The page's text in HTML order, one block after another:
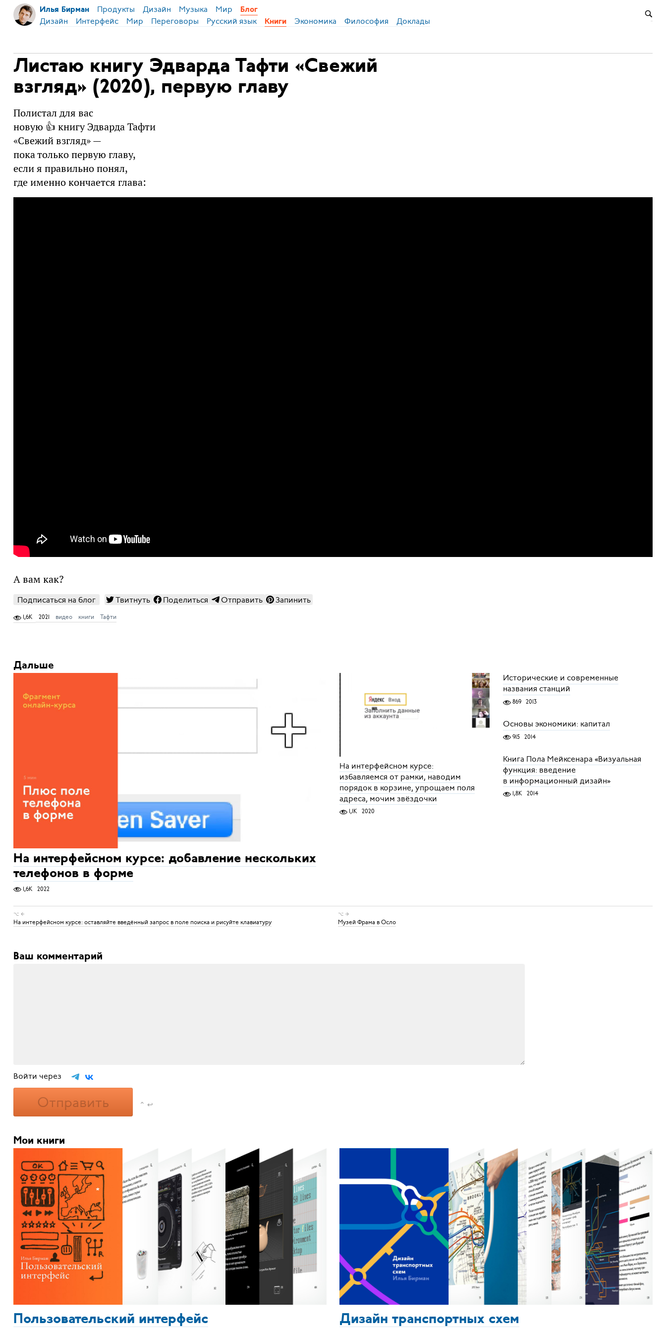
Илья Бирман Продукты Дизайн Музыка Мир Блог
Дизайн Интерфейс Мир Переговоры Русский язык Книги Экономика Философия Доклады
Листаю книгу Эдварда Тафти «Свежий
взгляд» (2020), первую главу
Полистал для вас
новую 👍 книгу Эдварда Тафти
«Свежий взгляд» —
пока только первую главу,
если я правильно понял,
где именно кончается глава:
А вам как?
Подписаться на блог Твитнуть Поделиться Отправить Запинить
1,6K 2021 видео книги Тафти
Дальше
На интерфейсном курсе: добавление нескольких
телефонов в форме
1,6K 2022
На интерфейсном курсе:
избавляемся от рамки, наводим
порядок в корзине, упрощаем поля
адреса, мочим звёздочки
1,1K 2020
Исторические и современные
названия станций
869 2013
Основы экономики: капитал
915 2014
Книга Пола Мейксенара «Визуальная
функция: введение
в информационный дизайн»
1,8K 2014
⌥ ←
На интерфейсном курсе: оставляйте введённый запрос в поле поиска и рисуйте клавиатуру
⌥ →
Музей Фрама в Осло
Ваш комментарий
Войти через
Отправить ⌃ ↩
Мои книги
Пользовательский интерфейс Дизайн транспортных схем